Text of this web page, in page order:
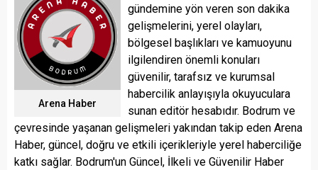
Arena Haber
gündemine yön veren son dakika
gelişmelerini, yerel olayları,
bölgesel başlıkları ve kamuoyunu
ilgilendiren önemli konuları
güvenilir, tarafsız ve kurumsal
habercilik anlayışıyla okuyuculara
sunan editör hesabıdır. Bodrum ve
çevresinde yaşanan gelişmeleri yakından takip eden Arena
Haber, güncel, doğru ve etkili içerikleriyle yerel haberciliğe
katkı sağlar. Bodrum'un Güncel, İlkeli ve Güvenilir Haber